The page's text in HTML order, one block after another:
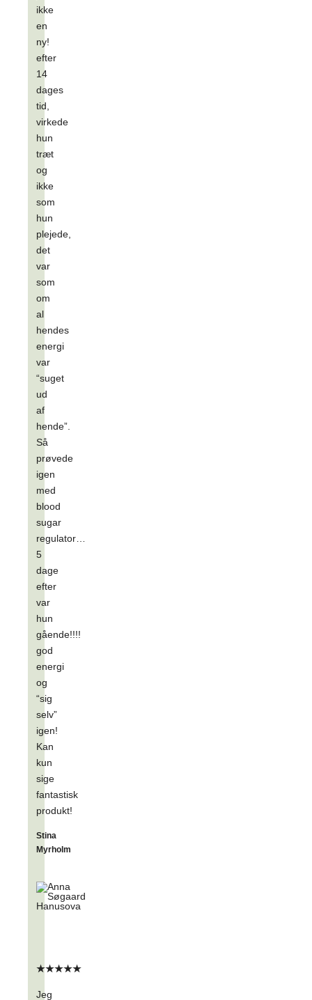
ikke
en
ny!
efter
14
dages
tid,
virkede
hun
træt
og
ikke
som
hun
plejede,
det
var
som
om
al
hendes
energi
var
“suget
ud
af
hende”.
Så
prøvede
igen
med
blood
sugar
regulator…
5
dage
efter
var
hun
gående!!!!
god
energi
og
“sig
selv”
igen!
Kan
kun
sige
fantastisk
produkt!
Stina
Myrholm
★★★★★
Jeg